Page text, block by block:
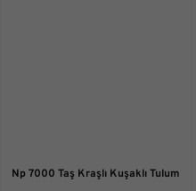
Np 7000 Taş Kraşlı Kuşaklı Tulum